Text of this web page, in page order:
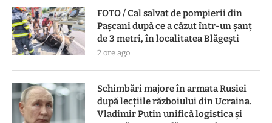
FOTO / Cal salvat de pompierii din
Pașcani după ce a căzut într-un șanț
de 3 metri, în localitatea Blăgești
2 ore ago
Schimbări majore în armata Rusiei
după lecțiile războiului din Ucraina.
Vladimir Putin unifică logistica și